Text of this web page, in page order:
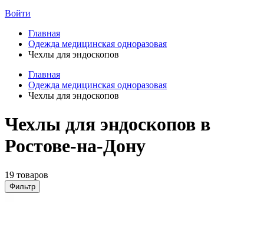
Войти
Главная
Одежда медицинская одноразовая
Чехлы для эндоскопов
Главная
Одежда медицинская одноразовая
Чехлы для эндоскопов
Чехлы для эндоскопов в
Ростове-на-Дону
19 товаров
Фильтр